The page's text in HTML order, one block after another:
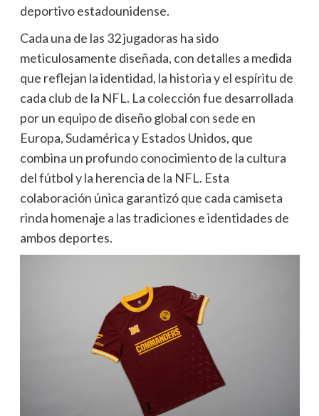
deportivo estadounidense.
Cada una de las 32 jugadoras ha sido
meticulosamente diseñada, con detalles a medida
que reflejan la identidad, la historia y el espíritu de
cada club de la NFL. La colección fue desarrollada
por un equipo de diseño global con sede en
Europa, Sudamérica y Estados Unidos, que
combina un profundo conocimiento de la cultura
del fútbol y la herencia de la NFL. Esta
colaboración única garantizó que cada camiseta
rinda homenaje a las tradiciones e identidades de
ambos deportes.